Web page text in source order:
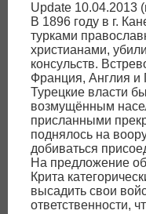
Update 10.04.2013
В 1896 году в г.
турками
христианами,
консульств.
Франция, Англия и
Турецкие власти
возмущённым
присланными
поднялось на
добиваться
На предложение
Крита
высадить свои
ответственности,